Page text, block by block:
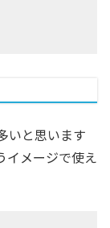
いと思います
イメージで使え